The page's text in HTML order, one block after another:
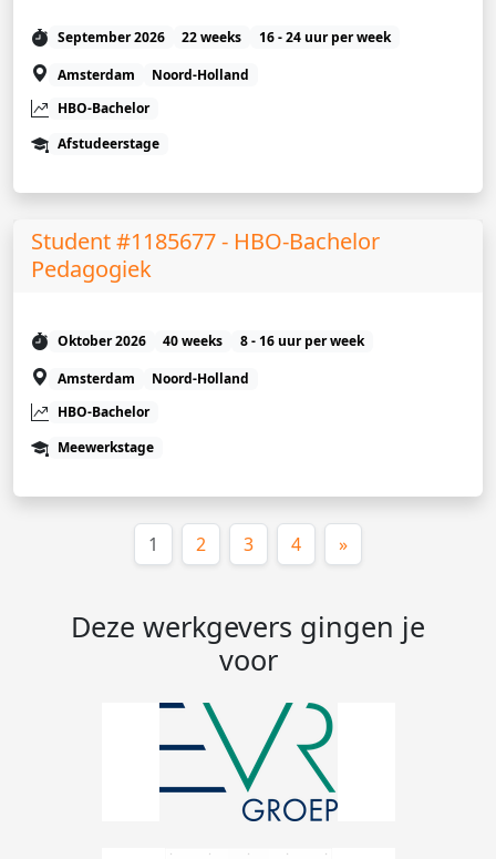
September 2026 22 weeks
16 - 24 uur per week
Amsterdam
Noord-Holland
HBO-Bachelor
Afstudeerstage
Student #1185677 - HBO-Bachelor
Pedagogiek
Oktober 2026 40 weeks
8 - 16 uur per week
Amsterdam
Noord-Holland
HBO-Bachelor
Meewerkstage
1 (huidige)
2 3 4 »
Deze werkgevers gingen je
voor